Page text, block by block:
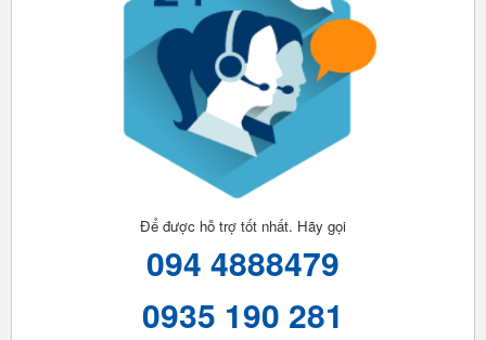
Để được hỗ trợ tốt nhất. Hãy gọi
094 4888479
0935 190 281